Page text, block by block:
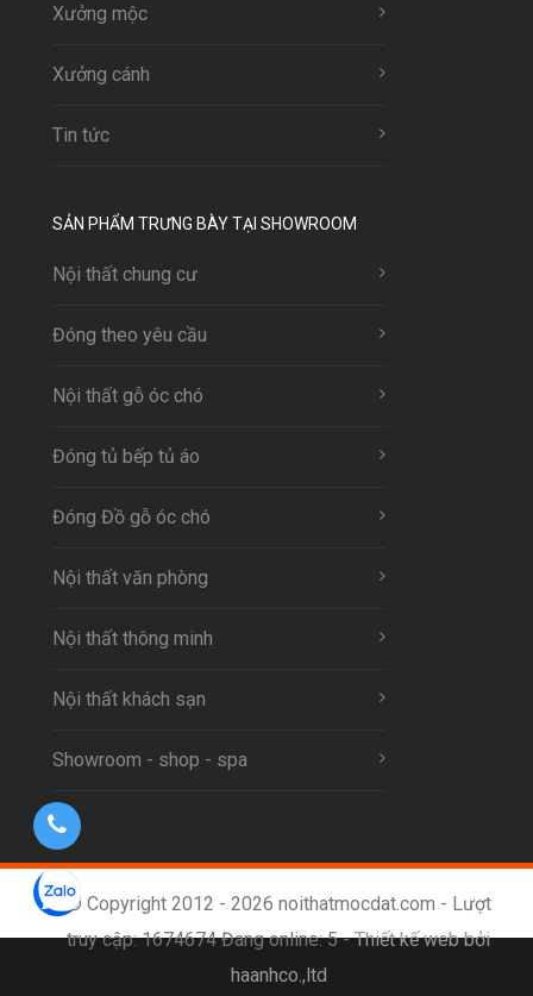
Xưởng mộc
Xưởng cánh
Tin tức
SẢN PHẨM TRƯNG BÀY TẠI SHOWROOM
Nội thất chung cư
Đóng theo yêu cầu
Nội thất gỗ óc chó
Đóng tủ bếp tủ áo
Đóng Đồ gỗ óc chó
Nội thất văn phòng
Nội thất thông minh
Nội thất khách sạn
Showroom - shop - spa
© Copyright 2012 - 2026 noithatmocdat.com - Lượt
truy cập: 1674674 Đang online: 5 -Thiết kế web bởi
haanhco.,ltd